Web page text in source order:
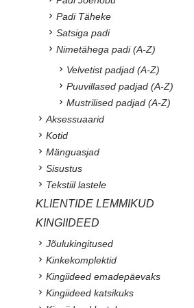
Padi Täheke
Satsiga padi
Nimetähega padi (A-Z)
Velvetist padjad (A-Z)
Puuvillased padjad (A-Z)
Mustrilised padjad (A-Z)
Aksessuaarid
Kotid
Mänguasjad
Sisustus
Tekstiil lastele
KLIENTIDE LEMMIKUD
KINGIIDEED
Jõulukingitused
Kinkekomplektid
Kingiideed emadepäevaks
Kingiideed katsikuks